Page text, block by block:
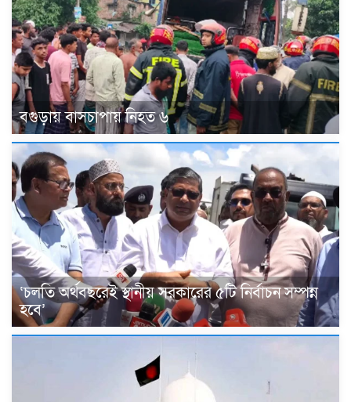
বগুড়ায় বাসচাপায় নিহত ৬
‘চলতি অর্থবছরেই স্থানীয় সরকারের ৫টি নির্বাচন সম্পন্ন
হবে’